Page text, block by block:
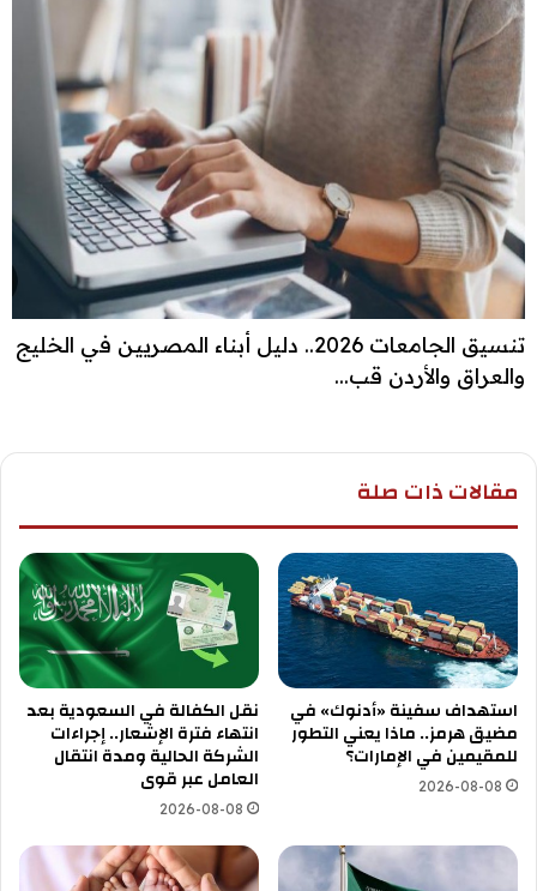
تنسيق الجامعات 2026.. دليل أبناء المصريين في الخليج
والعراق والأردن قب...
مقالات ذات صلة
استهداف سفينة «أدنوك» في
مضيق هرمز.. ماذا يعني التطور
للمقيمين في الإمارات؟
2026-08-08
نقل الكفالة في السعودية بعد
انتهاء فترة الإشعار.. إجراءات
الشركة الحالية ومدة انتقال
العامل عبر قوى
2026-08-08